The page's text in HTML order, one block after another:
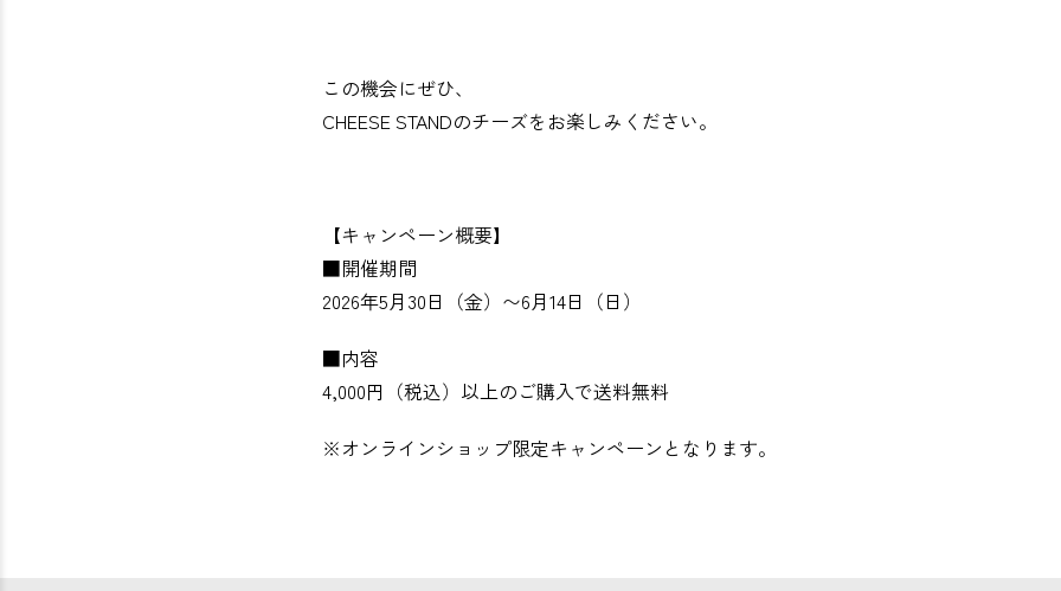
この機会にぜひ、
CHEESE STANDのチーズをお楽しみください。
【キャンペーン概要】
■開催期間
2026年5月30日（金）〜6月14日（日）
■内容
4,000円（税込）以上のご購入で送料無料
※オンラインショップ限定キャンペーンとなります。